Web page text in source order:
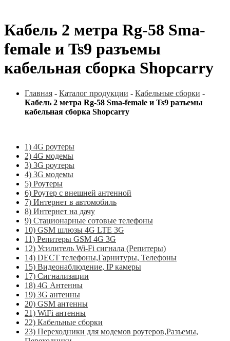
Кабель 2 метра Rg-58 Sma-
female и Ts9 разъемы
кабельная сборка Shopcarry
Главная - Каталог продукции - Кабельные сборки -
Кабель 2 метра Rg-58 Sma-female и Ts9 разъемы
кабельная сборка Shopcarry
1) 4G роутеры
2) 4G модемы
3) 3G роутеры
4) 3G модемы
5) Роутеры
6) Роутер с внешней антенной
7) Интернет в автомобиль
8) Интернет на дачу
9) Стационарные сотовые телефоны
10) GSM шлюзы 4G LTE 3G
11) Репитеры GSM 4G 3G
12) Усилитель Wi-Fi сигнала (Репитеры)
14) DECT телефоны,Гарнитуры, Телефоны
15) Видеонаблюдение, IP камеры
17) Сигнализации
18) 4G Антенны
19) 3G антенны
20) GSM антенны
21) WiFi антенны
22) Кабельные сборки
23) Переходники для модемов роутеров,Разъемы,